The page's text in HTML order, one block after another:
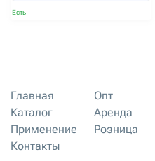
Есть
Главная
Каталог
Применение
Контакты
Опт
Аренда
Розница